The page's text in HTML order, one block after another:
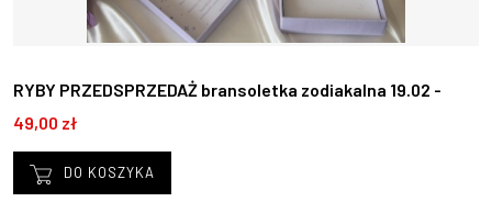
RYBY PRZEDSPRZEDAŻ bransoletka zodiakalna 19.02 -
20.03
49,00 zł
DO KOSZYKA